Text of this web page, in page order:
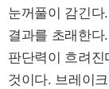
눈꺼풀이 감긴
결과를 초래한
판단력이 흐려
것이다. 브레이